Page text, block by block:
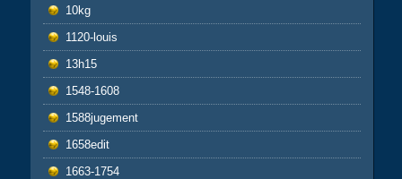
10kg
1120-louis
13h15
1548-1608
1588jugement
1658edit
1663-1754